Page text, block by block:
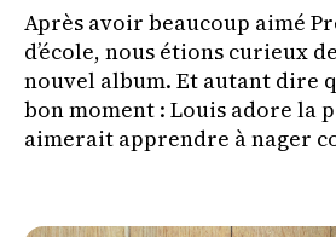
Après avoir beaucoup aimé
d’école, nous étions curieux
nouvel album. Et autant dire
bon moment : Louis adore la
aimerait apprendre à nager